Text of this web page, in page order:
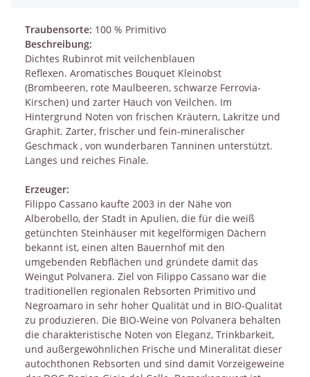
Traubensorte: 100 % Primitivo
Beschreibung:
Dichtes Rubinrot mit veilchenblauen
Reflexen. Aromatisches Bouquet Kleinobst
(Brombeeren, rote Maulbeeren, schwarze Ferrovia-
Kirschen) und zarter Hauch von Veilchen. Im
Hintergrund Noten von frischen Kräutern, Lakritze und
Graphit. Zarter, frischer und fein-mineralischer
Geschmack , von wunderbaren Tanninen unterstützt.
Langes und reiches Finale.
Erzeuger:
Filippo Cassano kaufte 2003 in der Nähe von
Alberobello, der Stadt in Apulien, die für die weiß
getünchten Steinhäuser mit kegelförmigen Dächern
bekannt ist, einen alten Bauernhof mit den
umgebenden Rebflächen und gründete damit das
Weingut Polvanera. Ziel von Filippo Cassano war die
traditionellen regionalen Rebsorten Primitivo und
Negroamaro in sehr hoher Qualität und in BIO-Qualität
zu produzieren. Die BIO-Weine von Polvanera behalten
die charakteristische Noten von Eleganz, Trinkbarkeit,
und außergewöhnlichen Frische und Mineralität dieser
autochthonen Rebsorten und sind damit Vorzeigeweine